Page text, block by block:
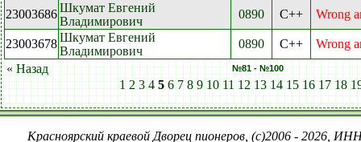
23003686Шкумат Евгений
Владимирович
0890 C++ Wrong
23003678Шкумат Евгений
Владимирович
0890 C++
Wrong
« Назад
№81 - №100
1 2 3 4 5 6 7 8 9 10 11 12 13 14 15 16 17 18
Красноярский краевой Дворец пионеров, (c)2006 - 2026,